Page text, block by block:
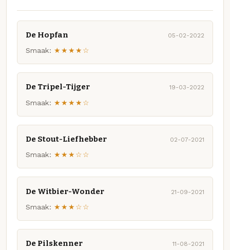
De Hopfan 05-02-2022
Smaak: ★★★★☆
De Tripel-Tijger 19-03-2022
Smaak: ★★★★☆
De Stout-Liefhebber 02-07-2021
Smaak: ★★★☆☆
De Witbier-Wonder 21-09-2021
Smaak: ★★★☆☆
De Pilskenner 11-08-2021